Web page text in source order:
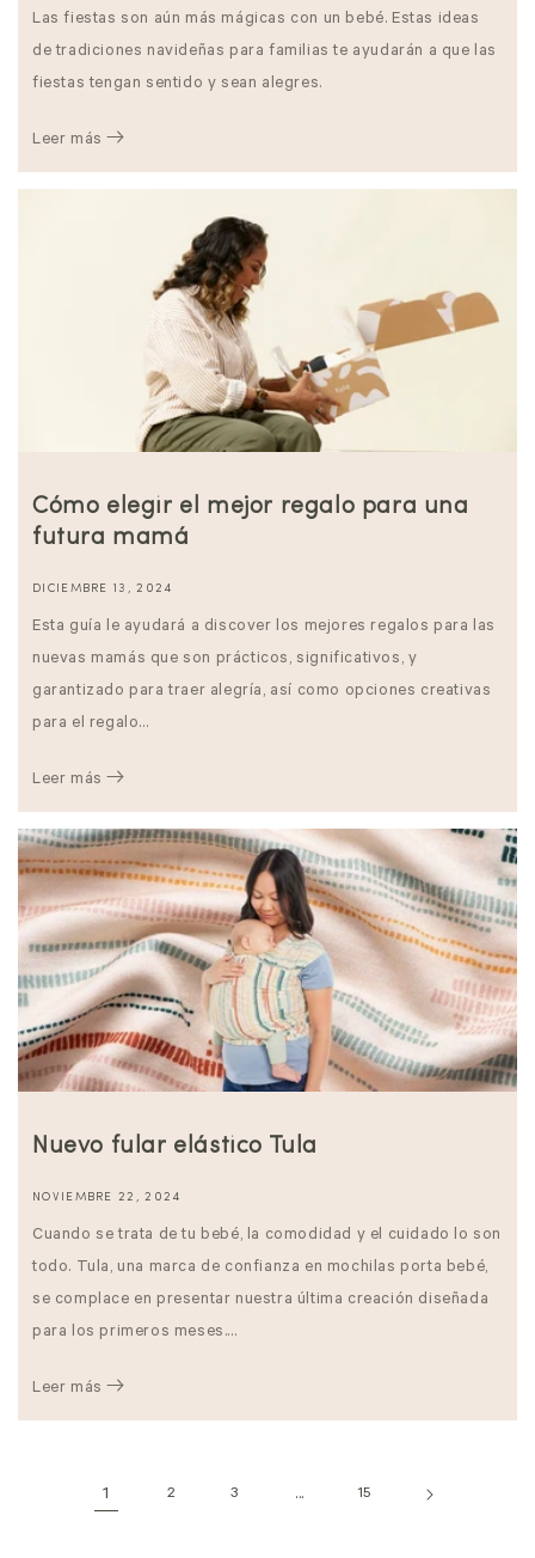
Las fiestas son aún más mágicas con un bebé. Estas ideas
de tradiciones navideñas para familias te ayudarán a que las
fiestas tengan sentido y sean alegres.
Leer más
Cómo elegir el mejor regalo para una
futura mamá
DICIEMBRE 13, 2024
Esta guía le ayudará a discover los mejores regalos para las
nuevas mamás que son prácticos, significativos, y
garantizado para traer alegría, así como opciones creativas
para el regalo...
Leer más
Nuevo fular elástico Tula
NOVIEMBRE 22, 2024
Cuando se trata de tu bebé, la comodidad y el cuidado lo son
todo. Tula, una marca de confianza en mochilas porta bebé,
se complace en presentar nuestra última creación diseñada
para los primeros meses....
Leer más
1 2 3 ... 15